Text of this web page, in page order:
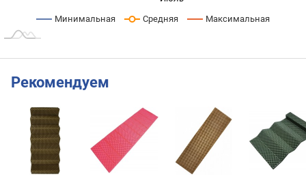
Минимальная Средняя Максимальная
Рекомендуем